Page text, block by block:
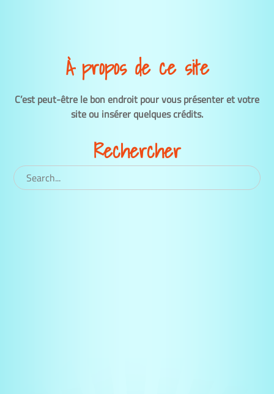
À propos de ce site
C’est peut-être le bon endroit pour vous présenter et votre
site ou insérer quelques crédits.
Rechercher